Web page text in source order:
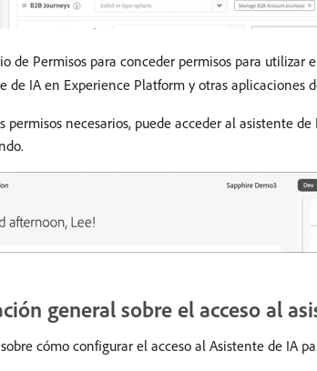
de Permisos para conceder permisos para
de IA en Experience Platform y otras aplicaciones
permisos necesarios, puede acceder al asistente
general sobre el acceso al
cómo configurar el acceso al Asistente de IA